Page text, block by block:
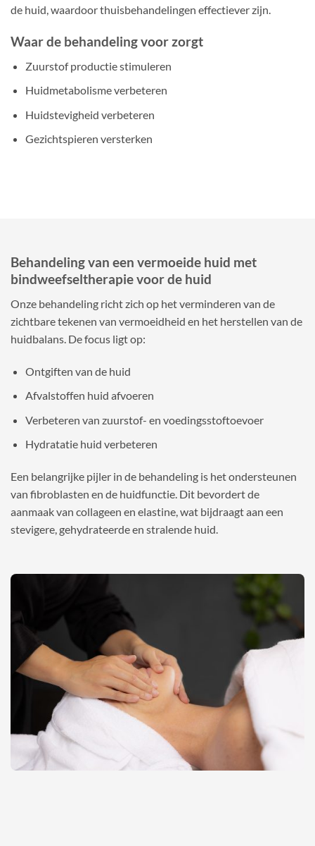
de huid, waardoor thuisbehandelingen effectiever zijn.
Waar de behandeling voor zorgt
Zuurstof productie stimuleren
Huidmetabolisme verbeteren
Huidstevigheid verbeteren
Gezichtspieren versterken
Behandeling van een vermoeide huid met
bindweefseltherapie voor de huid
Onze behandeling richt zich op het verminderen van de
zichtbare tekenen van vermoeidheid en het herstellen van de
huidbalans. De focus ligt op:
Ontgiften van de huid
Afvalstoffen huid afvoeren
Verbeteren van zuurstof- en voedingsstoftoevoer
Hydratatie huid verbeteren
Een belangrijke pijler in de behandeling is het ondersteunen
van fibroblasten en de huidfunctie. Dit bevordert de
aanmaak van collageen en elastine, wat bijdraagt aan een
stevigere, gehydrateerde en stralende huid.